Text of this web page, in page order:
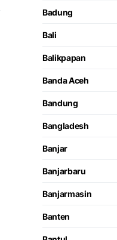
Badung
Bali
Balikpapan
Banda Aceh
Bandung
Bangladesh
Banjar
Banjarbaru
Banjarmasin
Banten